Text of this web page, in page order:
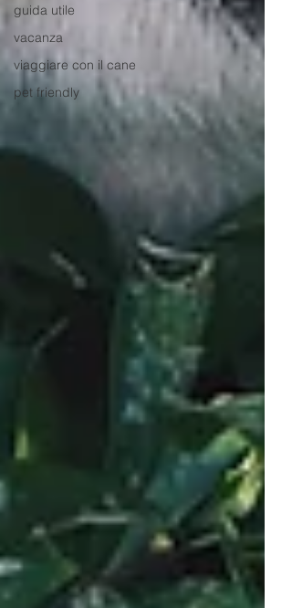
guida utile
vacanza
viaggiare con il cane
pet friendly